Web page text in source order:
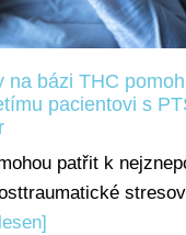
na bázi THC
pacientovi s
patřit k